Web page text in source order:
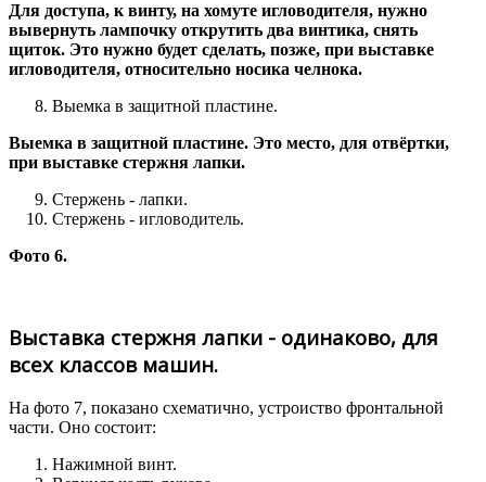
Для доступа, к винту, на хомуте игловодителя, нужно
вывернуть лампочку открутить два винтика, снять
щиток. Это нужно будет сделать, позже, при выставке
игловодителя, относительно носика челнока.
Выемка в защитной пластине.
Выемка в защитной пластине. Это место, для отвёртки,
при выставке стержня лапки.
Стержень - лапки.
Стержень - игловодитель.
Фото 6.
Выставка стержня лапки - одинаково, для
всех классов машин.
На фото 7, показано схематично, устроиство фронтальной
части. Оно состоит:
Нажимной винт.